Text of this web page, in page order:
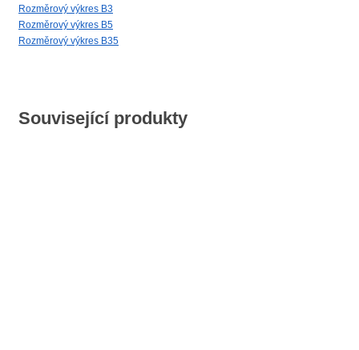
Rozměrový výkres B3
Rozměrový výkres B5
Rozměrový výkres B35
Související produkty